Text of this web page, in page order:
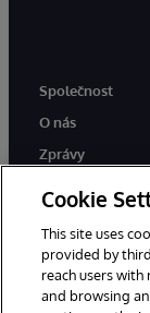
Společnost
O nás
Zprávy
Cookie
This site uses
provided by
reach users
and browsing